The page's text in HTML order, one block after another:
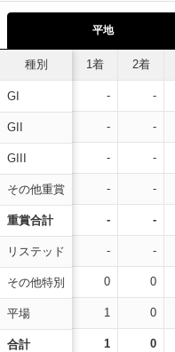
平地
種別
GI
GII
GIII
その他重賞
重賞合計
リステッド
その他特別
平場
合計
1着 2着
- -
- -
- -
- -
- -
- -
0 0
1 0
1 0